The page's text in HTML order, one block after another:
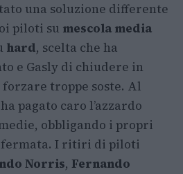
una soluzione differente
piloti su mescola media
hard, scelta che ha
e Gasly di chiudere in
troppe soste. Al
pagato caro l’azzardo
obbligando i propri
fermata. I ritiri di piloti
Norris, Fernando